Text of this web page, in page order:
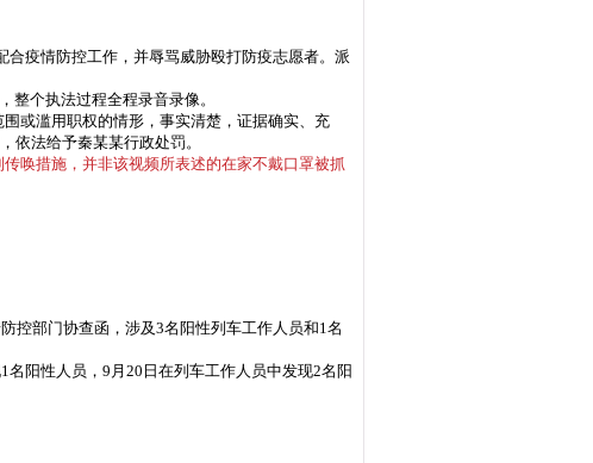
疫情防控工作，并辱骂威胁殴打防疫志愿者。 派
整个执法过程全程录音录像。
或滥用职权的情形，事实清楚，证据确实、充
法给予秦某某行政处罚。
唤措施，并非该视频所表述的在家不戴口罩被抓
控部门协查函，涉及3名阳性列车工作人员和1名
阳性人员，9月20日在列车工作人员中发现2名阳